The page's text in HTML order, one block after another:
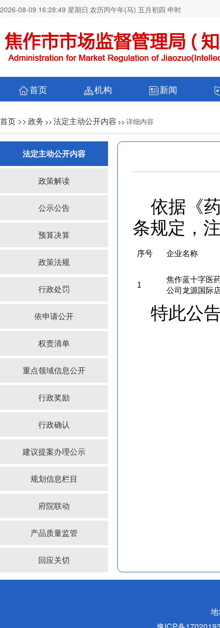
2026-08-09 16:28:50 星期日 农历丙午年(马) 五月初四 申时
首页 机构 新闻
首页 >> 政务 >> 法定主动公开内容 >> 详细内容
法定主动公开内容
政策解读
公示公告
预算决算
政策法规
行政处罚
依申请公开
权责清单
重点领域信息公开
行政奖励
行政确认
建议提案办理公示
规划信息栏目
府院联动
产品质量监管
回应关切
依据《
条规定，
序号 企业名称
1
焦作蓝十字医
公司龙源国际
特此公